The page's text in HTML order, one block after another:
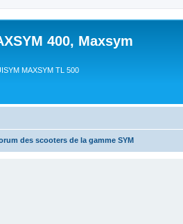
400, Maxsym
MAXSYM TL 500
des scooters de la gamme SYM